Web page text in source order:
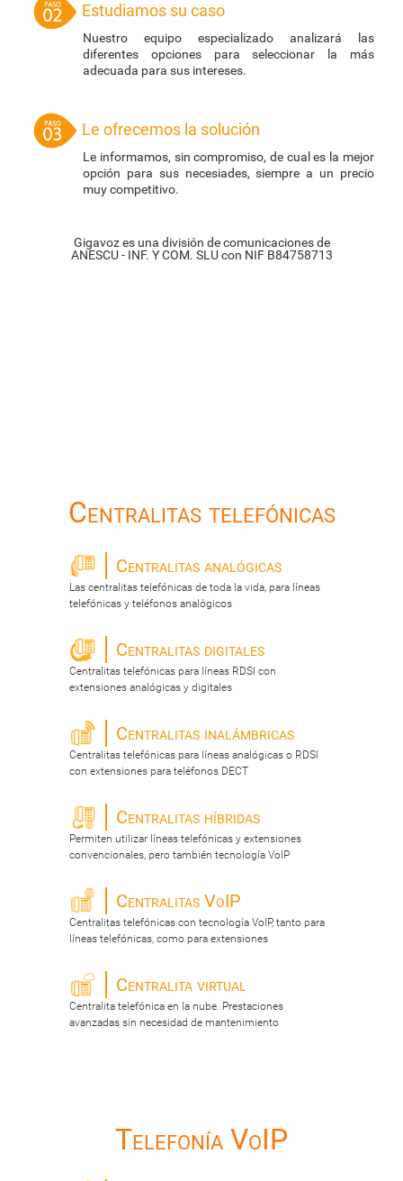
Estudiamos su caso
Nuestro equipo especializado analizará las
diferentes opciones para seleccionar la más
adecuada para sus intereses.
Le ofrecemos la solución
Le informamos, sin compromiso, de cual es la mejor
opción para sus necesiades, siempre a un precio
muy competitivo.
Gigavoz es una división de comunicaciones de
ANESCU - INF. Y COM. SLU con NIF B84758713
Centralitas telefónicas
Centralitas analógicas
Las centralitas telefónicas de toda la vida, para líneas
telefónicas y teléfonos analógicos
Centralitas digitales
Centralitas telefónicas para líneas RDSI con
extensiones analógicas y digitales
Centralitas inalámbricas
Centralitas telefónicas para líneas analógicas o RDSI
con extensiones para teléfonos DECT
Centralitas híbridas
Permiten utilizar líneas telefónicas y extensiones
convencionales, pero también tecnología VoIP
Centralitas VoIP
Centralitas telefónicas con tecnología VoIP, tanto para
líneas telefónicas, como para extensiones
Centralita virtual
Centralita telefónica en la nube. Prestaciones
avanzadas sin necesidad de mantenimiento
Telefonía VoIP